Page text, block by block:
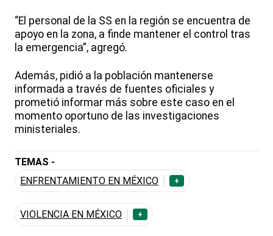
“El personal de la SS en la región se encuentra de
apoyo en la zona, a finde mantener el control tras
la emergencia”, agregó.
Además, pidió a la población mantenerse
informada a través de fuentes oficiales y
prometió informar más sobre este caso en el
momento oportuno de las investigaciones
ministeriales.
TEMAS -
ENFRENTAMIENTO EN MÉXICO
+
VIOLENCIA EN MÉXICO +